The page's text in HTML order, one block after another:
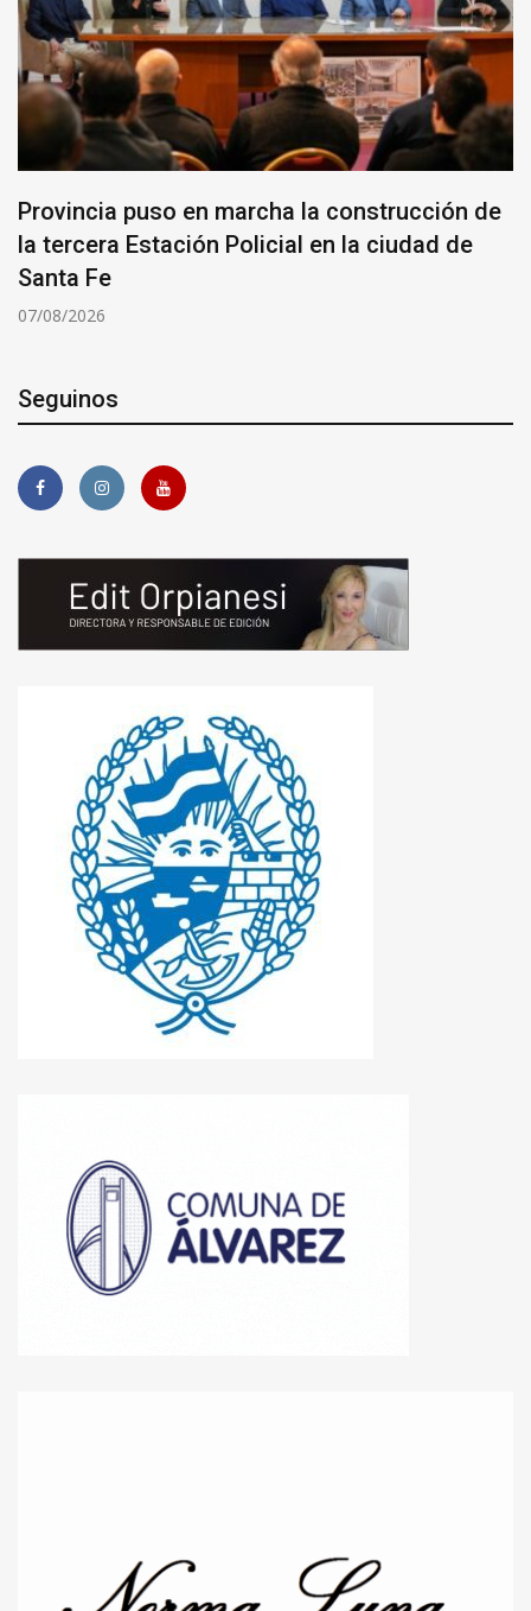
Provincia puso en marcha la construcción de
la tercera Estación Policial en la ciudad de
Santa Fe
07/08/2026
Seguinos